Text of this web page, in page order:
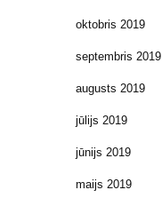
oktobris 2019
septembris 2019
augusts 2019
jūlijs 2019
jūnijs 2019
maijs 2019